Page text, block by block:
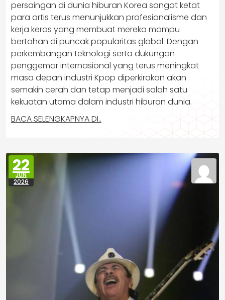
persaingan di dunia hiburan Korea sangat ketat
para artis terus menunjukkan profesionalisme dan
kerja keras yang membuat mereka mampu
bertahan di puncak popularitas global. Dengan
perkembangan teknologi serta dukungan
penggemar internasional yang terus meningkat
masa depan industri Kpop diperkirakan akan
semakin cerah dan tetap menjadi salah satu
kekuatan utama dalam industri hiburan dunia.
BACA SELENGKAPNYA DI..
22
JUN
2026